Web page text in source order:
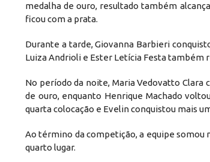
medalha de ouro, resultado também
ficou com a prata.
Durante a tarde, Giovanna Barbieri
Luiza Andrioli e Ester Letícia Festa também
No período da noite, Maria Vedovatto Clara
de ouro, enquanto Henrique Machado
quarta colocação e Evelin conquistou mais
Ao término da competição, a equipe somou
quarto lugar.